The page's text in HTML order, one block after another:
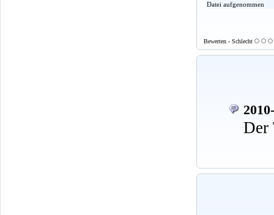
Datei aufgenommen
Bewerten - Schlecht
Der